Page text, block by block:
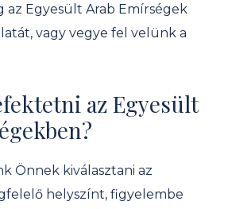
az Egyesült Arab Emírségek
vagy vegye fel velünk a
az Egyesült
Önnek kiválasztani az
helyszínt, figyelembe